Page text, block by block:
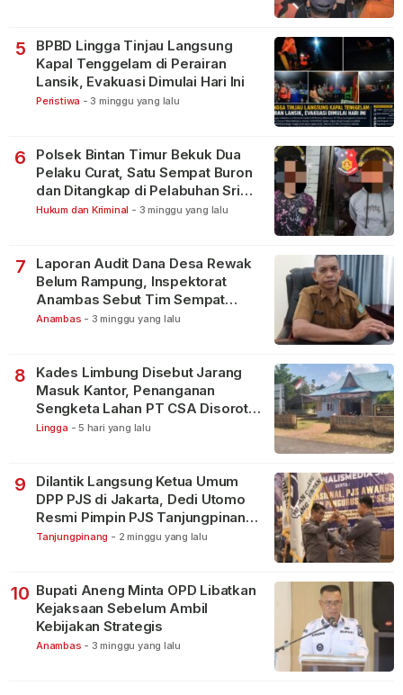
5
BPBD Lingga Tinjau Langsung
Kapal Tenggelam di Perairan
Lansik, Evakuasi Dimulai Hari Ini
Peristiwa - 3 minggu yang lalu
6
Polsek Bintan Timur Bekuk Dua
Pelaku Curat, Satu Sempat Buron
dan Ditangkap di Pelabuhan Sri
Bintan Pura
Hukum dan Kriminal - 3 minggu yang lalu
7
Laporan Audit Dana Desa Rewak
Belum Rampung, Inspektorat
Anambas Sebut Tim Sempat
Terbagi Tangani Kasus Lain
Anambas - 3 minggu yang lalu
8
Kades Limbung Disebut Jarang
Masuk Kantor, Penanganan
Sengketa Lahan PT CSA Disorot
Warga
Lingga - 5 hari yang lalu
9
Dilantik Langsung Ketua Umum
DPP PJS di Jakarta, Dedi Utomo
Resmi Pimpin PJS Tanjungpinang-
Bintan
Tanjungpinang - 2 minggu yang lalu
10 Bupati Aneng Minta OPD Libatkan
Kejaksaan Sebelum Ambil
Kebijakan Strategis
Anambas - 3 minggu yang lalu